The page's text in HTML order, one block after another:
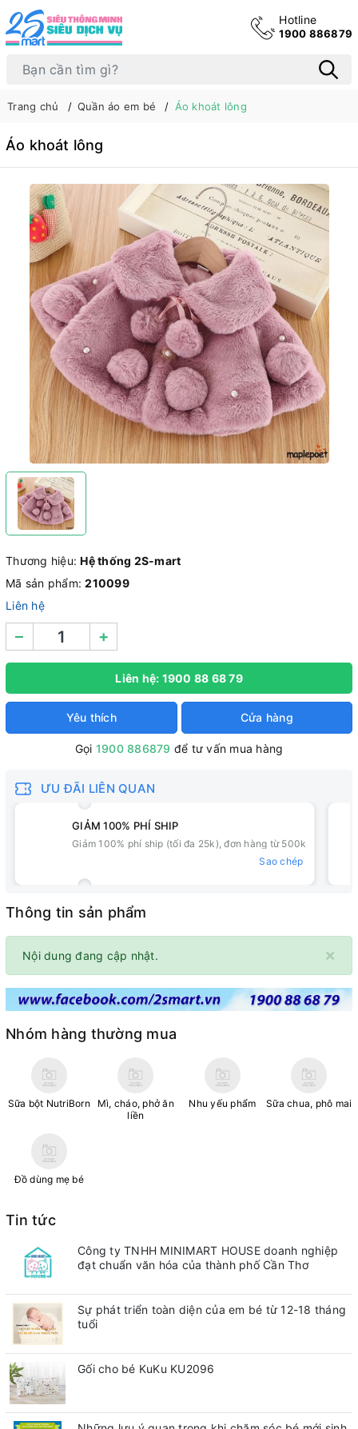
Hotline
1900 886879
Trang chủ Quần áo em bé Áo khoát lông
Áo khoát lông
Thương hiệu:Hệ thống 2S-mart
Mã sản phẩm:210099
Liên hệ
– +
Liên hệ: 1900 88 68 79
Yêu thích Cửa hàng
Gọi 1900 886879 để tư vấn mua hàng
ƯU ĐÃI LIÊN QUAN
GIẢM 100% PHÍ SHIP
Giảm 100% phí ship (tối đa 25k), đơn hàng từ 500k
Sao chép
Thông tin sản phẩm
×
Nội dung đang cập nhật.
Nhóm hàng thường mua
Sữa bột NutriBorn
Mì, cháo, phở ăn
liền
Nhu yếu phẩm Sữa chua, phô mai
Đồ dùng mẹ bé
Tin tức
Công ty TNHH MINIMART HOUSE doanh nghiệp
đạt chuẩn văn hóa của thành phố Cần Thơ
Sự phát triển toàn diện của em bé từ 12-18 tháng
tuổi
Gối cho bé KuKu KU2096